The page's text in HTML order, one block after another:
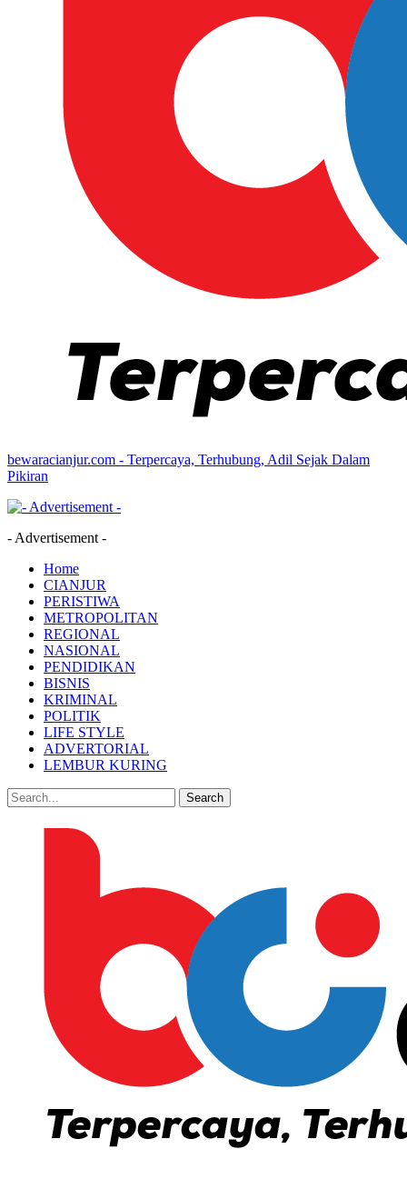
bewaracianjur.com - Terpercaya, Terhubung, Adil Sejak Dalam
Pikiran
- Advertisement -
Home
CIANJUR
PERISTIWA
METROPOLITAN
REGIONAL
NASIONAL
PENDIDIKAN
BISNIS
KRIMINAL
POLITIK
LIFE STYLE
ADVERTORIAL
LEMBUR KURING